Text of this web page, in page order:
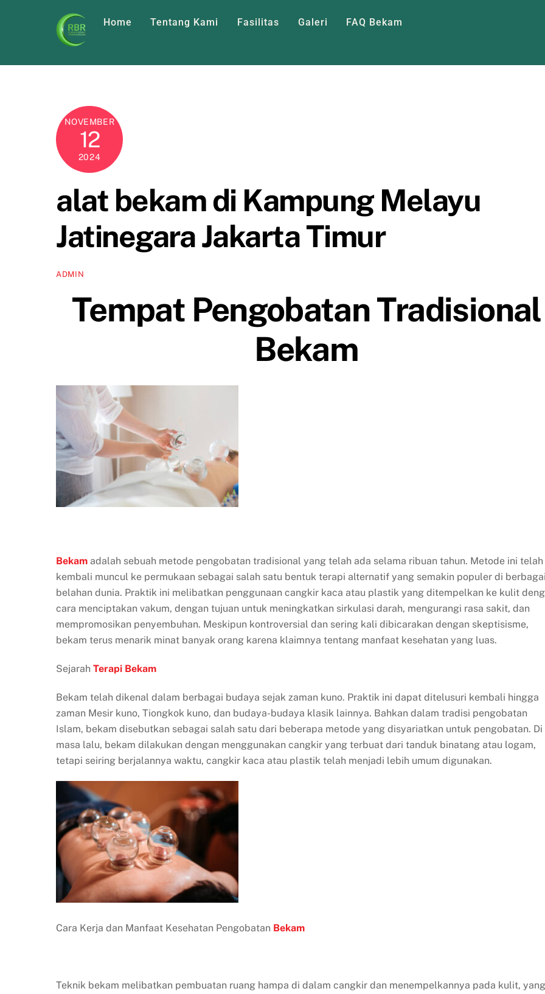
Home Tentang Kami Fasilitas Galeri FAQ Bekam
NOVEMBER
12
2024
alat bekam di Kampung Melayu
Jatinegara Jakarta Timur
ADMIN
Tempat Pengobatan Tradisional
Bekam
Bekam adalah sebuah metode pengobatan tradisional yang telah ada selama ribuan tahun. Metode ini telah
kembali muncul ke permukaan sebagai salah satu bentuk terapi alternatif yang semakin populer di
belahan dunia. Praktik ini melibatkan penggunaan cangkir kaca atau plastik yang ditempelkan ke kulit
cara menciptakan vakum, dengan tujuan untuk meningkatkan sirkulasi darah, mengurangi rasa sakit, dan
mempromosikan penyembuhan. Meskipun kontroversial dan sering kali dibicarakan dengan skeptisisme,
bekam terus menarik minat banyak orang karena klaimnya tentang manfaat kesehatan yang luas.
Sejarah Terapi Bekam
Bekam telah dikenal dalam berbagai budaya sejak zaman kuno. Praktik ini dapat ditelusuri kembali hingga
zaman Mesir kuno, Tiongkok kuno, dan budaya-budaya klasik lainnya. Bahkan dalam tradisi pengobatan
Islam, bekam disebutkan sebagai salah satu dari beberapa metode yang disyariatkan untuk pengobatan. Di
masa lalu, bekam dilakukan dengan menggunakan cangkir yang terbuat dari tanduk binatang atau logam,
tetapi seiring berjalannya waktu, cangkir kaca atau plastik telah menjadi lebih umum digunakan.
Cara Kerja dan Manfaat Kesehatan Pengobatan Bekam
Teknik bekam melibatkan pembuatan ruang hampa di dalam cangkir dan menempelkannya pada kulit, yang